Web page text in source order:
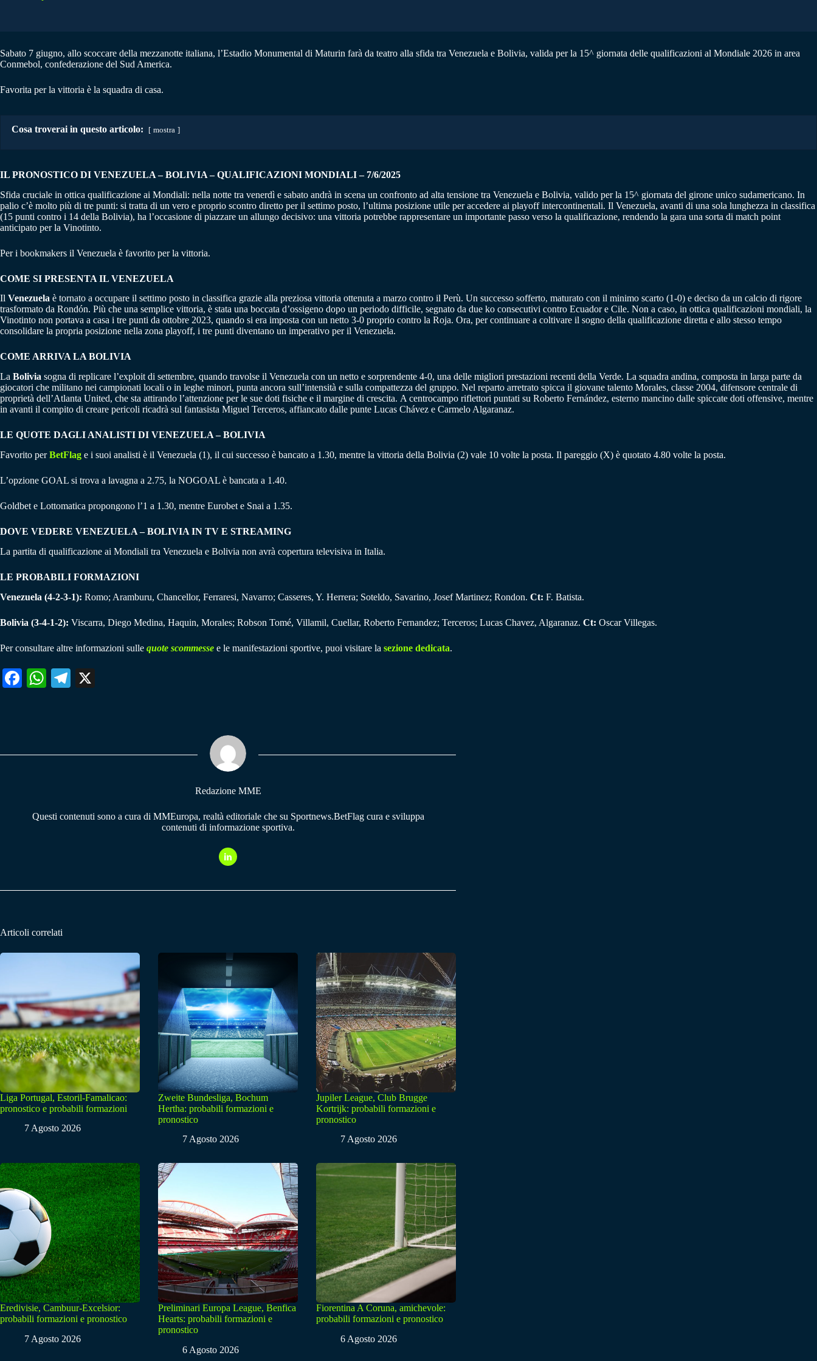
Sabato 7 giugno, allo scoccare della mezzanotte italiana, l’Estadio Monumental di Maturin farà da teatro alla sfida tra Venezuela e Bolivia, valida per la 15^ giornata delle qualificazioni al Mondiale 2026 in area
Conmebol, confederazione del Sud America.
Favorita per la vittoria è la squadra di casa.
Cosa troverai in questo articolo: mostra
IL PRONOSTICO DI VENEZUELA – BOLIVIA– QUALIFICAZIONI MONDIALI– 7/6/2025
Sfida cruciale in ottica qualificazione ai Mondiali: nella notte tra venerdì e sabato andrà in scena un confronto ad alta tensione tra Venezuela e Bolivia, valido per la 15^ giornata del girone unico sudamericano. In
palio c’è molto più di tre punti: si tratta di un vero e proprio scontro diretto per il settimo posto, l’ultima posizione utile per accedere ai playoff intercontinentali. Il Venezuela, avanti di una sola lunghezza in classifica
(15 punti contro i 14 della Bolivia), ha l’occasione di piazzare un allungo decisivo: una vittoria potrebbe rappresentare un importante passo verso la qualificazione, rendendo la gara una sorta di match point
anticipato per la Vinotinto.
Per i bookmakers il Venezuela è favorito per la vittoria.
COME SI PRESENTA IL VENEZUELA
Il Venezuela è tornato a occupare il settimo posto in classifica grazie alla preziosa vittoria ottenuta a marzo contro il Perù. Un successo sofferto, maturato con il minimo scarto (1-0) e deciso da un calcio di rigore
trasformato da Rondón. Più che una semplice vittoria, è stata una boccata d’ossigeno dopo un periodo difficile, segnato da due ko consecutivi contro Ecuador e Cile. Non a caso, in ottica qualificazioni mondiali, la
Vinotinto non portava a casa i tre punti da ottobre 2023, quando si era imposta con un netto 3-0 proprio contro la Roja. Ora, per continuare a coltivare il sogno della qualificazione diretta e allo stesso tempo
consolidare la propria posizione nella zona playoff, i tre punti diventano un imperativo per il Venezuela.
COME ARRIVA LA BOLIVIA
La Bolivia sogna di replicare l’exploit di settembre, quando travolse il Venezuela con un netto e sorprendente 4-0, una delle migliori prestazioni recenti della Verde. La squadra andina, composta in larga parte da
giocatori che militano nei campionati locali o in leghe minori, punta ancora sull’intensità e sulla compattezza del gruppo. Nel reparto arretrato spicca il giovane talento Morales, classe 2004, difensore centrale di
proprietà dell’Atlanta United, che sta attirando l’attenzione per le sue doti fisiche e il margine di crescita. A centrocampo riflettori puntati su Roberto Fernández, esterno mancino dalle spiccate doti offensive, mentre
in avanti il compito di creare pericoli ricadrà sul fantasista Miguel Terceros, affiancato dalle punte Lucas Chávez e Carmelo Algaranaz.
LE QUOTE DAGLI ANALISTI DI VENEZUELA – BOLIVIA
Favorito perBetFlag e i suoi analisti è il Venezuela (1), il cui successo è bancato a 1.30, mentre la vittoria della Bolivia (2) vale 10 volte la posta. Il pareggio (X) è quotato 4.80 volte la posta.
L’opzione GOAL si trova a lavagna a 2.75, la NOGOAL è bancata a 1.40.
Goldbet e Lottomatica propongono l’1 a 1.30, mentre Eurobet e Snai a 1.35.
DOVE VEDERE VENEZUELA – BOLIVIA IN TV E STREAMING
La partita di qualificazione ai Mondiali tra Venezuela e Bolivia non avrà copertura televisiva in Italia.
LE PROBABILI FORMAZIONI
Venezuela (4-2-3-1): Romo; Aramburu, Chancellor, Ferraresi, Navarro; Casseres, Y. Herrera; Soteldo, Savarino, Josef Martinez; Rondon. Ct: F. Batista.
Bolivia (3-4-1-2): Viscarra, Diego Medina, Haquin, Morales; Robson Tomé, Villamil, Cuellar, Roberto Fernandez; Terceros; Lucas Chavez, Algaranaz. Ct: Oscar Villegas.
Per consultare altre informazioni sulle quote scommesse e le manifestazioni sportive, puoi visitare la sezione dedicata.
Fa W
pp
Te
m
Redazione MME
Questi contenuti sono a cura di MMEuropa, realtà editoriale che su Sportnews.BetFlag cura e sviluppa
contenuti di informazione sportiva.
Articoli correlati
Liga Portugal, Estoril-Famalicao:
pronostico e probabili formazioni
7 Agosto 2026
Zweite Bundesliga, Bochum
Hertha: probabili formazioni e
pronostico
7 Agosto 2026
Jupiler League, Club Brugge
Kortrijk: probabili formazioni e
pronostico
7 Agosto 2026
Eredivisie, Cambuur-Excelsior:
probabili formazioni e pronostico
7 Agosto 2026
Preliminari Europa League, Benfica
Hearts: probabili formazioni e
pronostico
6 Agosto 2026
Fiorentina A Coruna, amichevole:
probabili formazioni e pronostico
6 Agosto 2026